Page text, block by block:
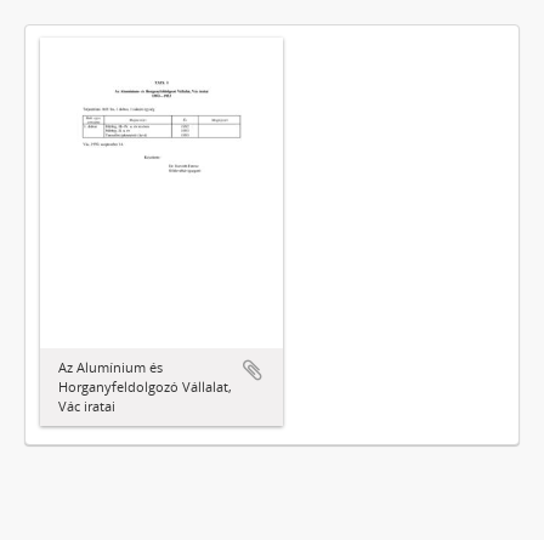
Az Alumínium és
Horganyfeldolgozó Vállalat,
Vác iratai